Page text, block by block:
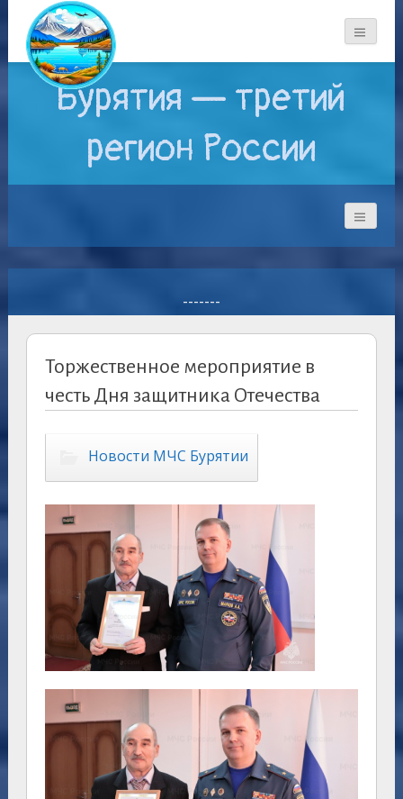
Бурятия — третий
регион России
-------
Торжественное мероприятие в
честь Дня защитника Отечества
Новости МЧС Бурятии